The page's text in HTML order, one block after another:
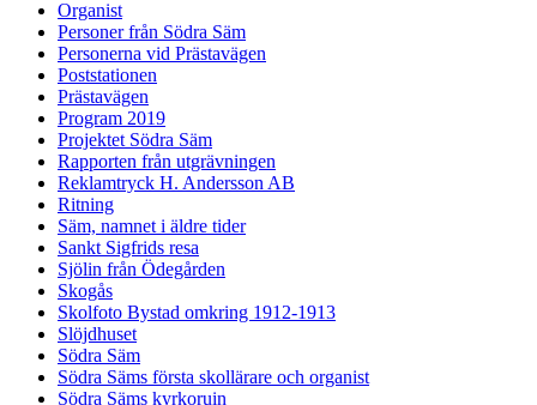
Organist
Personer från Södra Säm
Personerna vid Prästavägen
Poststationen
Prästavägen
Program 2019
Projektet Södra Säm
Rapporten från utgrävningen
Reklamtryck H. Andersson AB
Ritning
Säm, namnet i äldre tider
Sankt Sigfrids resa
Sjölin från Ödegården
Skogås
Skolfoto Bystad omkring 1912-1913
Slöjdhuset
Södra Säm
Södra Säms första skollärare och organist
Södra Säms kyrkoruin